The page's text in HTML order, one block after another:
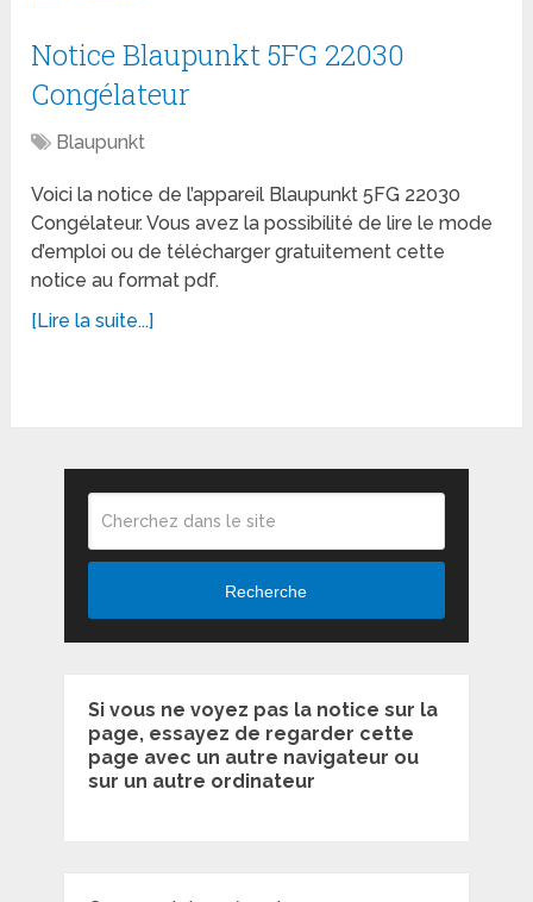
Notice Blaupunkt 5FG 22030
Congélateur
Blaupunkt
Voici la notice de l’appareil Blaupunkt 5FG 22030
Congélateur. Vous avez la possibilité de lire le mode
d’emploi ou de télécharger gratuitement cette
notice au format pdf.
[Lire la suite...]
Recherche
Si vous ne voyez pas la notice sur la
page, essayez de regarder cette
page avec un autre navigateur ou
sur un autre ordinateur